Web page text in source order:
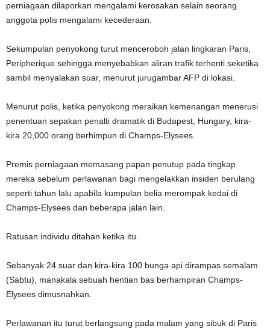
perniagaan dilaporkan mengalami kerosakan selain seorang
anggota polis mengalami kecederaan.
Sekumpulan penyokong turut menceroboh jalan lingkaran Paris,
Peripherique sehingga menyebabkan aliran trafik terhenti seketika
sambil menyalakan suar, menurut jurugambar AFP di lokasi.
Menurut polis, ketika penyokong meraikan kemenangan menerusi
penentuan sepakan penalti dramatik di Budapest, Hungary, kira-
kira 20,000 orang berhimpun di Champs-Elysees.
Premis perniagaan memasang papan penutup pada tingkap
mereka sebelum perlawanan bagi mengelakkan insiden berulang
seperti tahun lalu apabila kumpulan belia merompak kedai di
Champs-Elysees dan beberapa jalan lain.
Ratusan individu ditahan ketika itu.
Sebanyak 24 suar dan kira-kira 100 bunga api dirampas semalam
(Sabtu), manakala sebuah hentian bas berhampiran Champs-
Elysees dimusnahkan.
Perlawanan itu turut berlangsung pada malam yang sibuk di Paris